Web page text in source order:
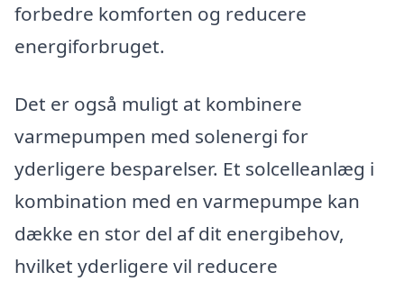
forbedre komforten og reducere
energiforbruget.
Det er også muligt at kombinere
varmepumpen med solenergi for
yderligere besparelser. Et solcelleanlæg i
kombination med en varmepumpe kan
dække en stor del af dit energibehov,
hvilket yderligere vil reducere